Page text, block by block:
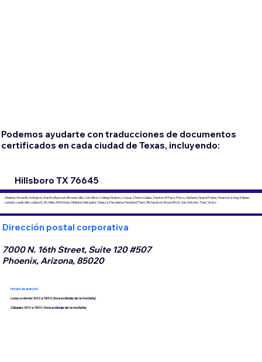
Podemos ayudarte con traducciones de documentos
certificados en cada ciudad de Texas, incluyendo:
Hillsboro TX 76645
Abilene, Amarillo, Arlington, Austin, Baytown, Brownsville, Carrollton, College Station, Corpus Christi, Dallas, Denton, El Paso, Frisco, Garland, Grand Prairie, Houston, Irving, Killeen,
Laredo, Lewisville, Lubbock, McAllen, McKinney, Midland, Mesquite, Odessa, Pasadena, Pearland, Plano, Richardson, Round Rock, San Antonio, Tyler, Waco
Dirección postal corporativa
7000 N. 16th Street, Suite 120 #507
Phoenix, Arizona, 85020
Horario de atención
Lunes a viernes 9:00 a 18:00 (hora estándar de la montaña)
Sábados 9:00 a 18:00 (hora estándar de la montaña)